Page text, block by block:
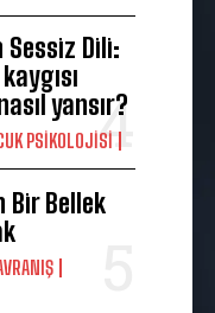
Sessiz Dili:
yansır?
PSIKOLOJISI
Bir Bellek